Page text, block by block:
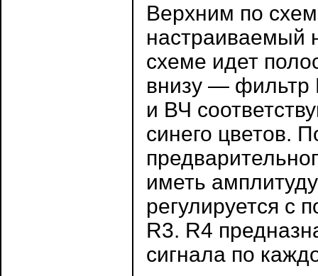
Верхним по
настраиваемый
схеме идет
внизу — фильтр
и ВЧ
синего цветов.
иметь
регулируется с
R3. R4
сигнала по